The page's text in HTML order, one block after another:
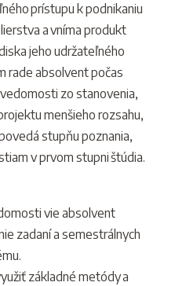
prístupu k podnikaniu
a vníma produkt
jeho udržateľného
rade absolvent počas
zo stanovenia,
menšieho rozsahu,
stupňu poznania,
v prvom stupni štúdia.
vie absolvent
zadaní a semestrálnych
základné metódy a